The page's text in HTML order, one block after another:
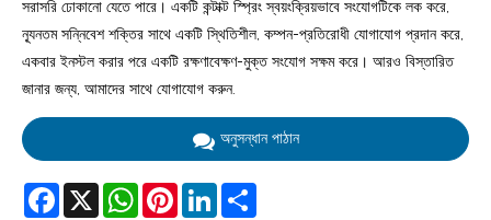
সরাসরি ঢোকানো যেতে পারে। একটি কন্টাক্ট স্প্রিং স্বয়ংক্রিয়ভাবে সংযোগটিকে লক করে,
ন্যূনতম সন্নিবেশ শক্তির সাথে একটি স্থিতিশীল, কম্পন-প্রতিরোধী যোগাযোগ প্রদান করে,
একবার ইনস্টল করার পরে একটি রক্ষণাবেক্ষণ-মুক্ত সংযোগ সক্ষম করে। আরও বিস্তারিত
জানার জন্য, আমাদের সাথে যোগাযোগ করুন.
অনুসন্ধান পাঠান
Facebook
X WhatsAppPinterestLinkedIn